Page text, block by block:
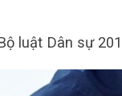
luật Dân sự